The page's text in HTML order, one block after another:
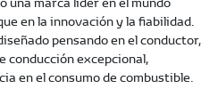
en la innovación y la fiabilidad.
pensando en el conductor,
conducción excepcional,
en el consumo de combustible.